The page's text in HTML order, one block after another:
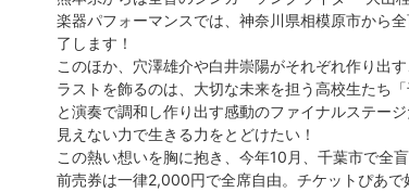
楽器パフォーマンスでは、神奈川県相模原市から
了します！
このほか、穴澤雄介や白井崇陽がそれぞれ作り出
ラストを飾るのは、大切な未来を担う高校生たち
と演奏で調和し作り出す感動のファイナルステージ
見えない力で生きる力をとどけたい！
この熱い想いを胸に抱き、今年10月、千葉市で全
前売券は一律2,000円で全席自由。チケットぴあで